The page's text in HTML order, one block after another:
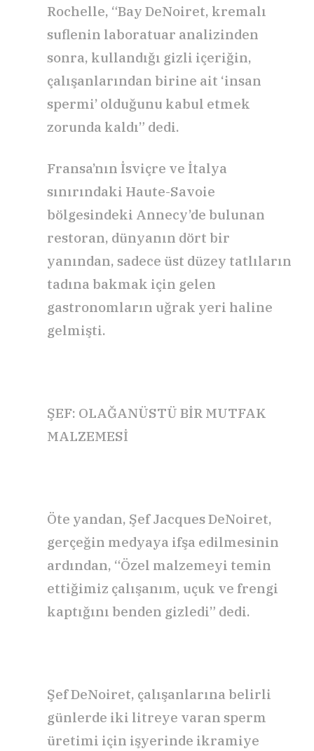
Rochelle, “Bay DeNoiret, kremalı
suflenin laboratuar analizinden
sonra, kullandığı gizli içeriğin,
çalışanlarından birine ait ‘insan
spermi’ olduğunu kabul etmek
zorunda kaldı” dedi.
Fransa’nın İsviçre ve İtalya
sınırındaki Haute-Savoie
bölgesindeki Annecy’de bulunan
restoran, dünyanın dört bir
yanından, sadece üst düzey tatlıların
tadına bakmak için gelen
gastronomların uğrak yeri haline
gelmişti.
ŞEF: OLAĞANÜSTÜ BİR MUTFAK
MALZEMESİ
Öte yandan, Şef Jacques DeNoiret,
gerçeğin medyaya ifşa edilmesinin
ardından, “Özel malzemeyi temin
ettiğimiz çalışanım, uçuk ve frengi
kaptığını benden gizledi” dedi.
Şef DeNoiret, çalışanlarına belirli
günlerde iki litreye varan sperm
üretimi için işyerinde ikramiye